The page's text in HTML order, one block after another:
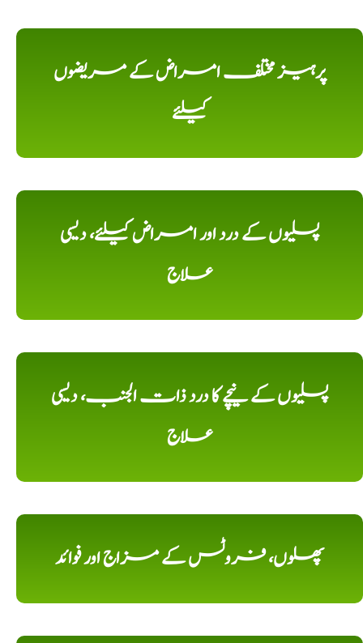
پرہیز مختلف امراض کے مریضوں
کیلئے
پسلیوں کے درد اور امراض کیلئے، دیسی
علاج
پسلیوں کے نیچے کا درد ذات الجنب، دیسی
علاج
پھلوں، فروٹس کے مزاج اور فوائد